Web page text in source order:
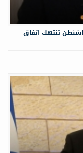
تنتهك اتفاق